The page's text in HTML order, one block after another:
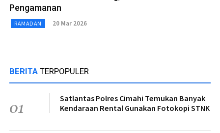
Pengamanan
RAMADAN 20 Mar 2026
BERITA TERPOPULER
01
Satlantas Polres Cimahi Temukan Banyak
Kendaraan Rental Gunakan Fotokopi STNK